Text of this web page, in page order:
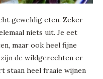
geweldig eten. Zeker
niets uit. Je eet
maar ook heel fijne
de wildgerechten er
staan heel fraaie wijnen